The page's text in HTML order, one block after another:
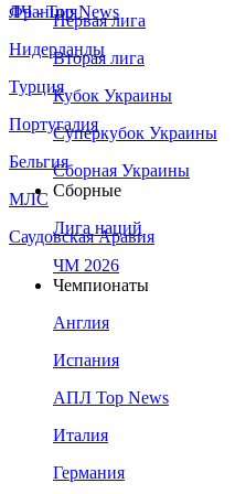
Франция
Нидерланды
Турция
Португалия
Бельгия
МЛС
Саудовская Аравия
ЛЧ - Top News
Первая лига
Вторая лига
Кубок Украины
Суперкубок Украины
Сборная Украины
Сборные
Лига наций
ЧМ 2026
Чемпионаты
Англия
Испания
АПЛ Top News
Италия
Германия